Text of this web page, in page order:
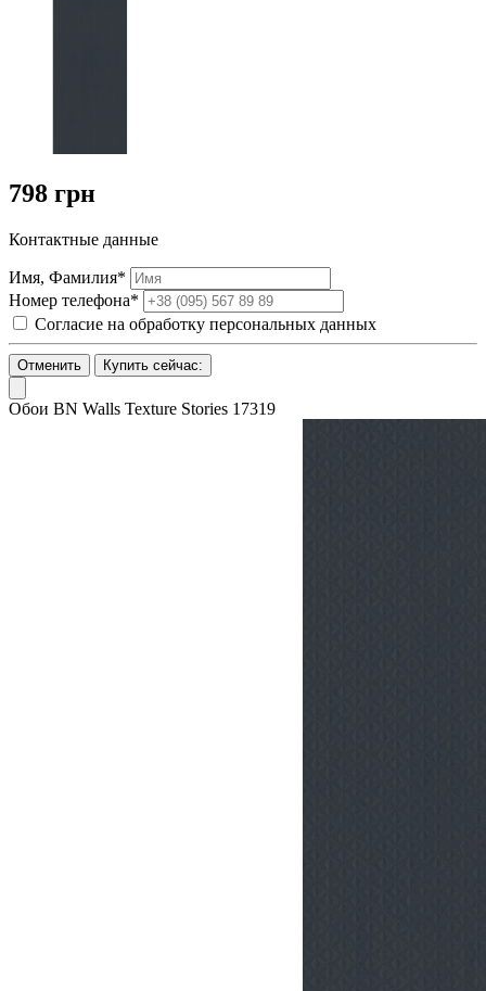
798 грн
Контактные данные
Имя, Фамилия*
Номер телефона*
Согласие на обработку персональных данных
Отменить Купить сейчас:
Обои BN Walls Texture Stories 17319